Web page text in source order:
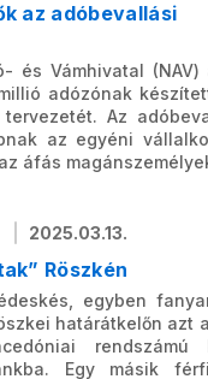
az adóbevallási
és Vámhivatal (NAV)
adózónak
Az
az egyéni
áfás
2025.03.13.
Röszkén
egyben
határátkelőn azt
rendszámú
Egy másik